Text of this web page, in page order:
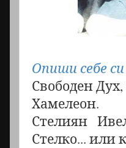
Опиши себе
Свободен Дух,
Хамелеон.
Стелиян
Стелко... или